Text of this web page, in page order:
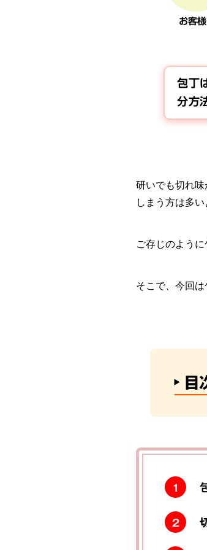
お客
包丁
分方
研いでも切れ
しまう方は多い
ご存じのよう
そこで、今回
目
1
2